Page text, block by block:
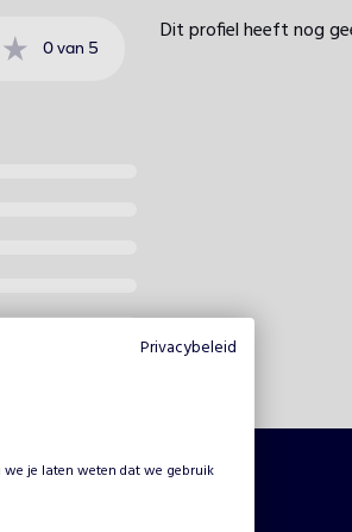
0van 5
Dit profiel heeft nog
Privacybeleid
je laten weten dat we gebruik